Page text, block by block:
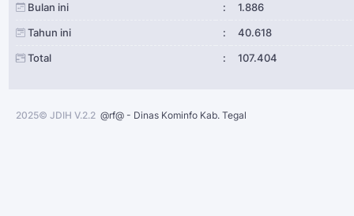
Bulan ini : 1.886
Tahun ini : 40.618
Total : 107.404
2025© JDIH V.2.2 @rf@ - Dinas Kominfo Kab. Tegal